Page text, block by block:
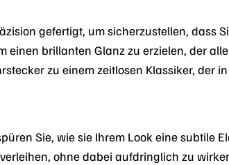
gefertigt, um sicherzustellen, dass
einen brillanten Glanz zu erzielen, der
zu einem zeitlosen Klassiker, der
Sie, wie sie Ihrem Look eine subtile
ohne dabei aufdringlich zu